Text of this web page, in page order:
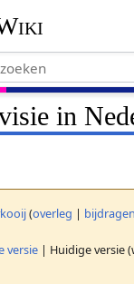
in
(overleg | bijdragen
versie| Huidige versie